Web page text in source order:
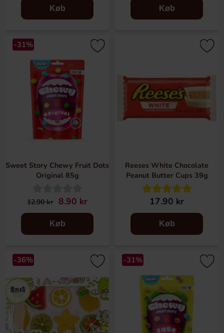
Køb Køb
-31%
Sweet Story Chewy Fruit Dots
Original 85g
12.90 kr 8.90 kr
Køb
Reeses White Chocolate
Peanut Butter Cups 39g
17.90 kr
Køb
-36% -31%